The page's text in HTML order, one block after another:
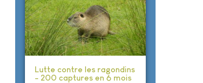
Lutte contre les ragondins
- 200 captures en 6 mois